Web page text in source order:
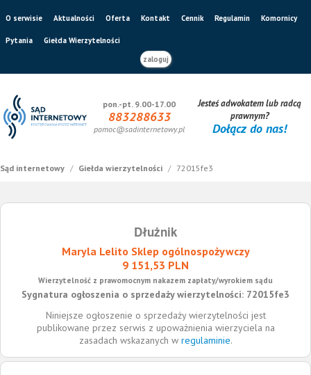
O serwisie Aktualności Oferta Kontakt Cennik Regulamin Komornicy
Pytania
Giełda Wierzytelności
zaloguj
pon.-pt. 9.00-17.00
883288633
pomoc@sadinternetowy.pl
Jesteś adwokatem lub radcą
prawnym?
Dołącz do nas!
Sąd internetowy / Giełda wierzytelności / 72015fe3
Dłużnik
Maryla Lelito Sklep ogólnospożywczy
9 151,53 PLN
Wierzytelność z prawomocnym nakazem zapłaty/wyrokiem sądu
Sygnatura ogłoszenia o sprzedaży wierzytelności: 72015fe3
Niniejsze ogłoszenie o sprzedaży wierzytelności jest
publikowane przez serwis z upoważnienia wierzyciela na
zasadach wskazanych w regulaminie.